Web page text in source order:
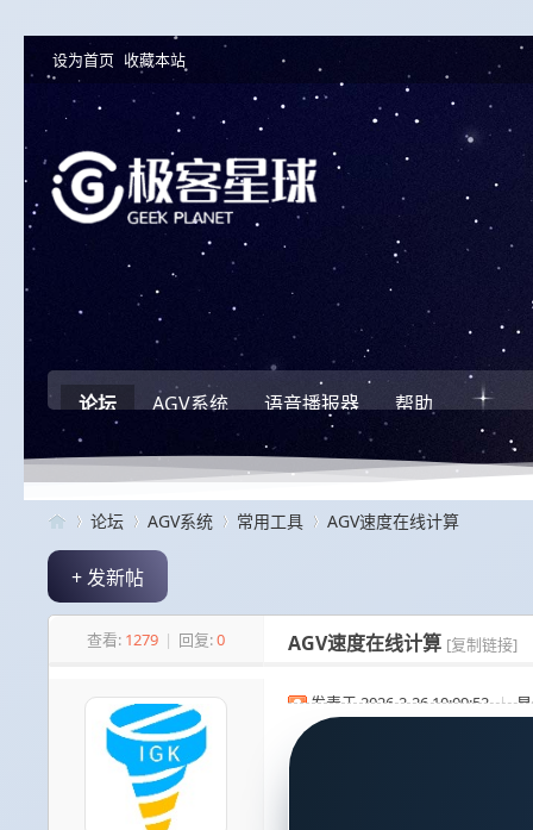
设为首页 收藏本站
论坛 AGV系统 语音播报器 帮助
极»
论坛
›
AGV系统
›
常用工具
›
AGV速度在线计算
+ 发新帖
查看: 1279 | 回复:0 AGV速度在线计算 [复制链接]
发表于 2026-2-26 10:09:52 |